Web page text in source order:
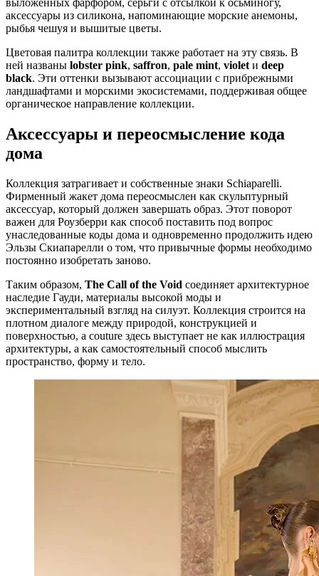
выложенных фарфором, серьги с отсылкой к осьминогу,
аксессуары из силикона, напоминающие морские анемоны,
рыбья чешуя и вышитые цветы.
Цветовая палитра коллекции также работает на эту связь. В
ней названы lobster pink, saffron, pale mint, violet и deep
black. Эти оттенки вызывают ассоциации с прибрежными
ландшафтами и морскими экосистемами, поддерживая общее
органическое направление коллекции.
Аксессуары и переосмысление кода
дома
Коллекция затрагивает и собственные знаки Schiaparelli.
Фирменный жакет дома переосмыслен как скульптурный
аксессуар, который должен завершать образ. Этот поворот
важен для Роузберри как способ поставить под вопрос
унаследованные коды дома и одновременно продолжить идею
Эльзы Скиапарелли о том, что привычные формы необходимо
постоянно изобретать заново.
Таким образом, The Call of the Void соединяет архитектурное
наследие Гауди, материалы высокой моды и
экспериментальный взгляд на силуэт. Коллекция строится на
плотном диалоге между природой, конструкцией и
поверхностью, а couture здесь выступает не как иллюстрация
архитектуры, а как самостоятельный способ мыслить
пространство, форму и тело.